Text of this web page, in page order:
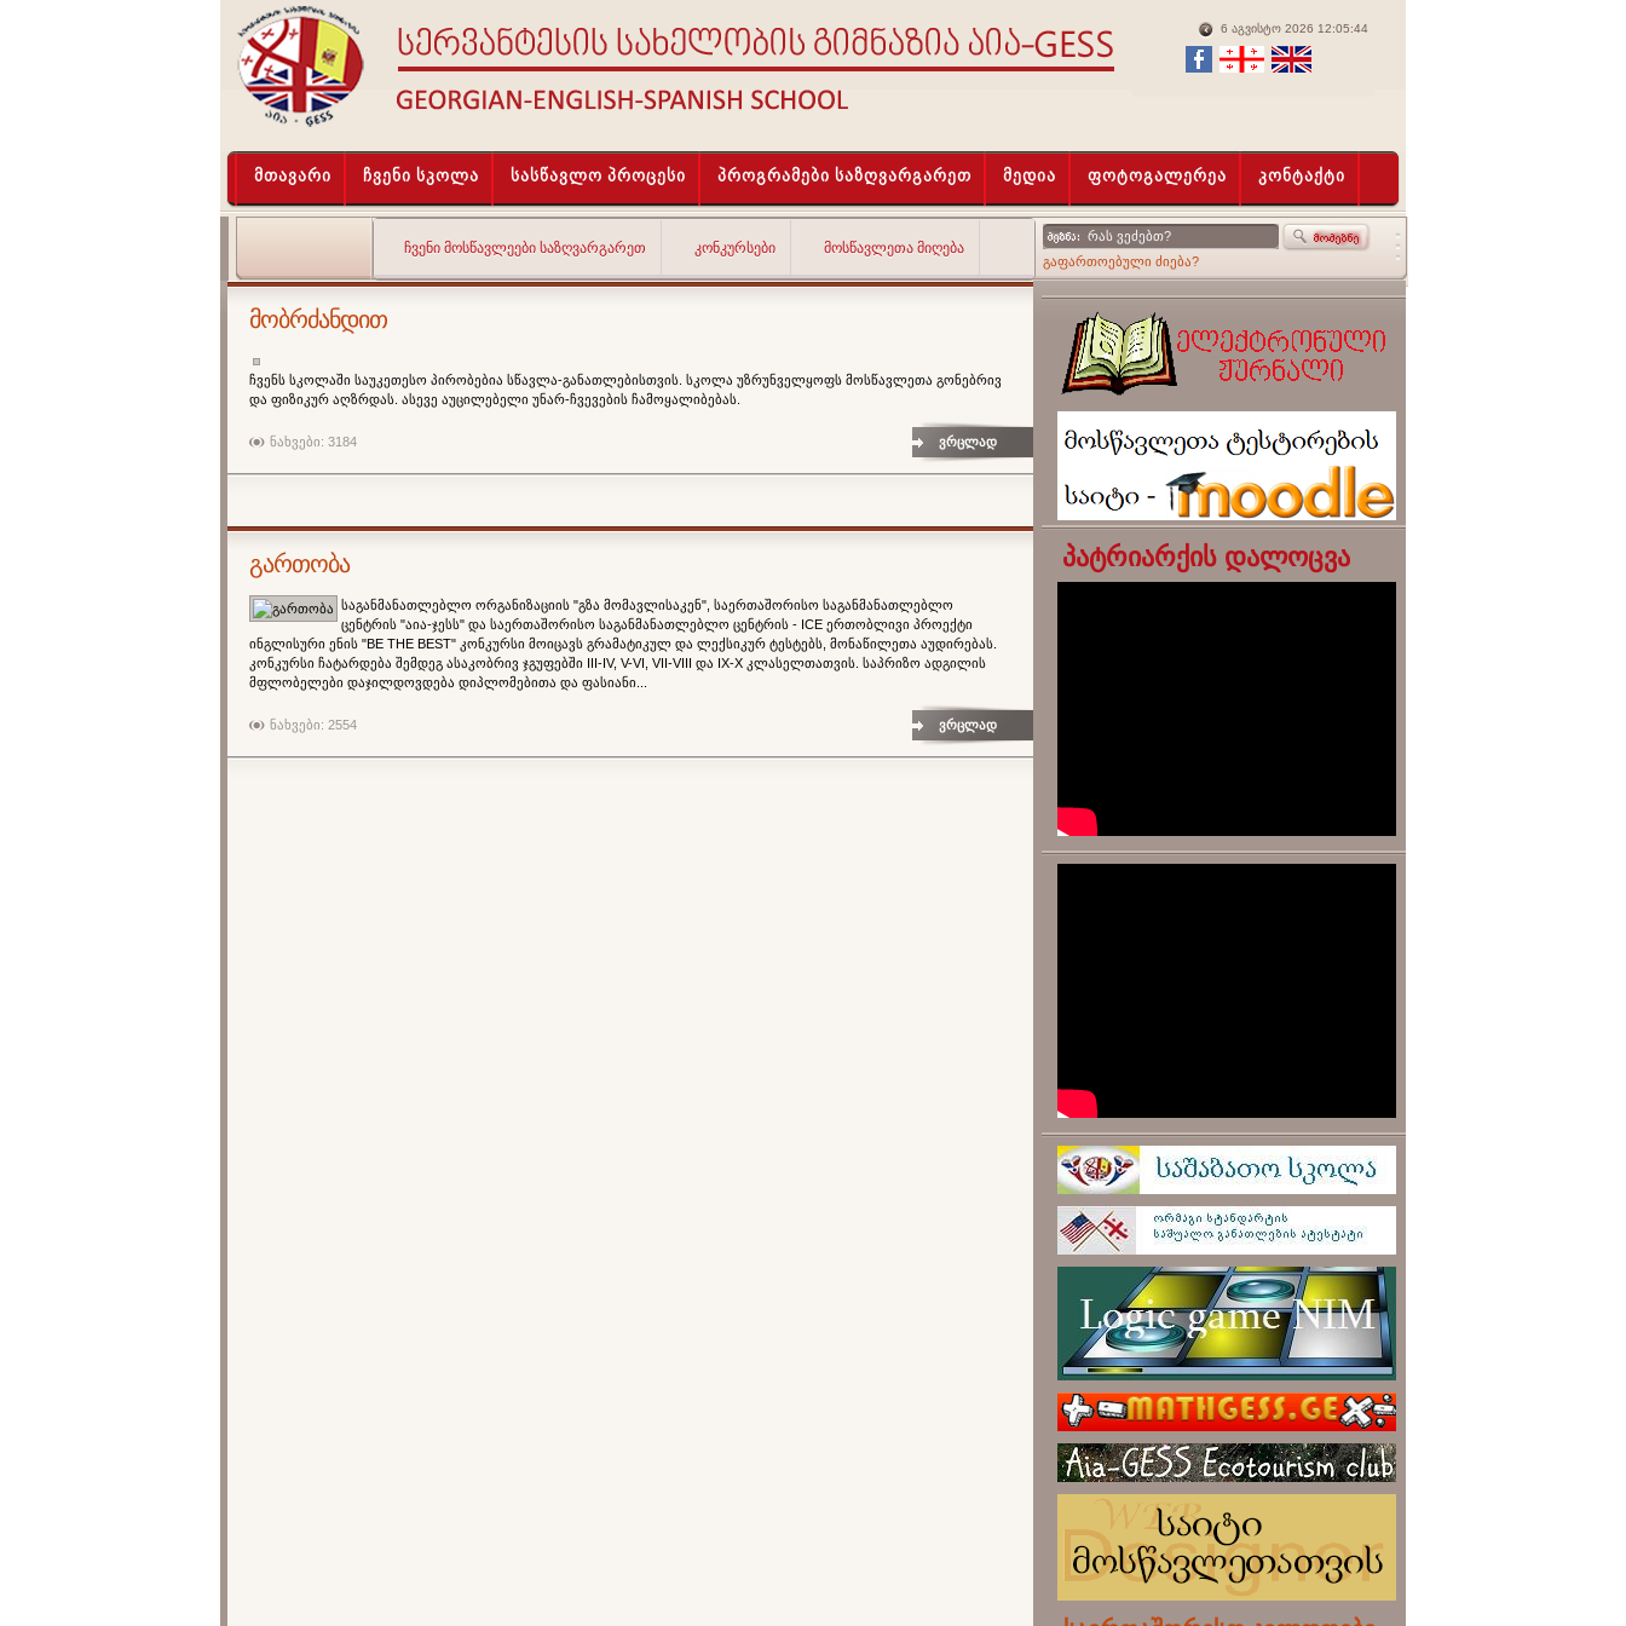
6 აგვისტო 2026 12:05:44
მთავარი ჩვენი სკოლა სასწავლო პროცესი პროგრამები საზღვარგარეთ მედია ფოტოგალერეა კონტაქტი
გაფართოებული ძიება?
ᲩᲕᲔᲜᲘ ᲛᲝᲡᲬᲐᲕᲚᲔᲔᲑᲘ ᲡᲐᲖᲦᲕᲐᲠᲒᲐᲠᲔᲗ ᲙᲝᲜᲙᲣᲠᲡᲔᲑᲘ ᲛᲝᲡᲬᲐᲕᲚᲔᲗᲐ ᲛᲘᲦᲔᲑᲐ
პატრიარქის დალოცვა
მობრძანდით
ჩვენს სკოლაში საუკეთესო პირობებია სწავლა-განათლებისთვის. სკოლა უზრუნველყოფს მოსწავლეთა გონებრივ
და ფიზიკურ აღზრდას. ასევე აუცილებელი უნარ-ჩვევების ჩამოყალიბებას.
ვრცლად
ნახვები: 3184
გართობა
საგანმანათლებლო ორგანიზაციის "გზა მომავლისაკენ", საერთაშორისო საგანმანათლებლო
ცენტრის "აია-ჯესს" და საერთაშორისო საგანმანათლებლო ცენტრის - ICE ერთობლივი პროექტი
ინგლისური ენის "BE THE BEST" კონკურსი მოიცავს გრამატიკულ და ლექსიკურ ტესტებს, მონაწილეთა აუდირებას.
კონკურსი ჩატარდება შემდეგ ასაკობრივ ჯგუფებში III-IV, V-VI, VII-VIII და IX-X კლასელთათვის. საპრიზო ადგილის
მფლობელები დაჯილდოვდება დიპლომებითა და ფასიანი...
ვრცლად
ნახვები: 2554